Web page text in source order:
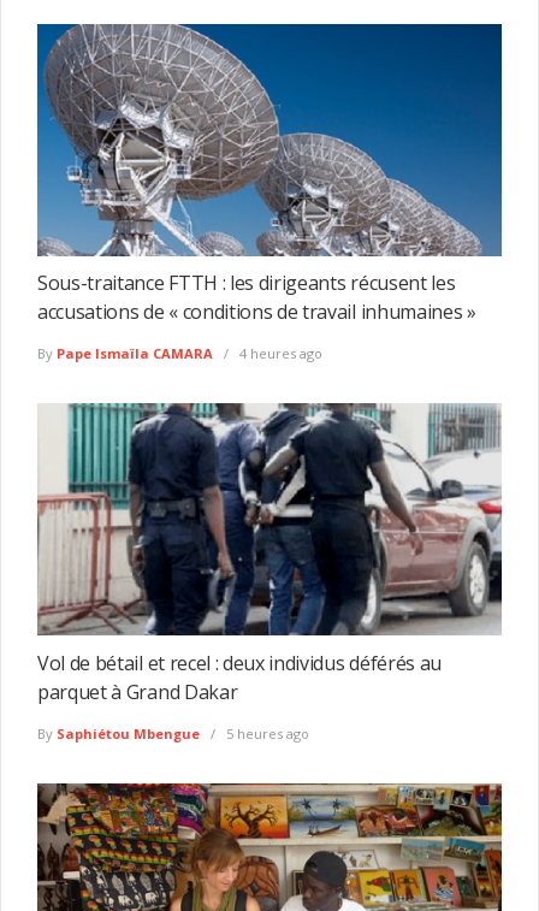
Sous-traitance FTTH : les dirigeants récusent les
accusations de « conditions de travail inhumaines »
By Pape Ismaïla CAMARA 4 heures ago
Vol de bétail et recel : deux individus déférés au
parquet à Grand Dakar
By Saphiétou Mbengue 5 heures ago